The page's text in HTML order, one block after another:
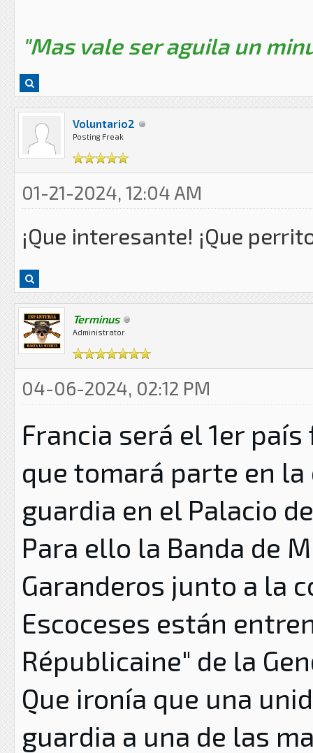
"Mas vale ser aguila un
Voluntario2
Posting Freak
01-21-2024, 12:04 AM
¡Que interesante! ¡Que
Terminus
Administrator
04-06-2024, 02:12 PM
Francia será el 1er
que tomará parte en la
guardia en el Palacio
Para ello la Banda de
Garanderos junto a la
Escoceses están
Républicaine" de la
Que ironía que una
guardia a una de las